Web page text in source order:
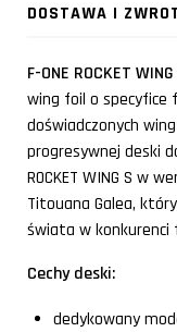
DOSTAWA I
F-ONE ROCKET
wing foil o specyfice
doświadczonych
progresywnej deski
ROCKET WING S w
Titouana Galea,
świata w konkurenci
Cechy deski:
dedykowany